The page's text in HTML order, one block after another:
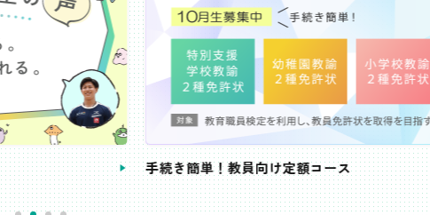
手続き簡単！教員向け定額コース 教員免許状が